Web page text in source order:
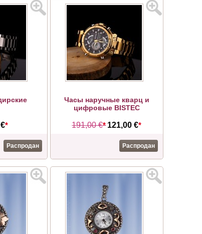
*
Распродан
Часы наручные кварц и
цифровые BISTEC
191,00 €* 121,00 €*
Распродан